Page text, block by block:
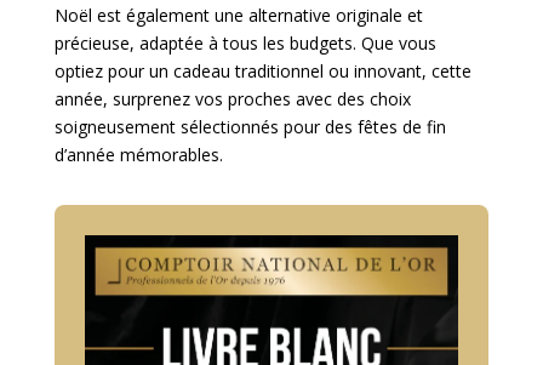
Noël est également une alternative originale et
précieuse, adaptée à tous les budgets. Que vous
optiez pour un cadeau traditionnel ou innovant, cette
année, surprenez vos proches avec des choix
soigneusement sélectionnés pour des fêtes de fin
d’année mémorables.